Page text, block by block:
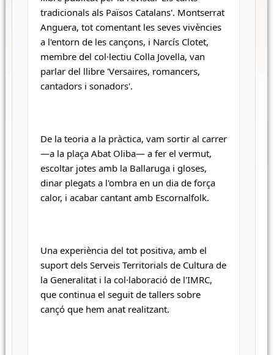
tradicionals als Països Catalans'. Montserrat
Anguera, tot comentant les seves vivències
a l'entorn de les cançons, i Narcís Clotet,
membre del col·lectiu Colla Jovella, van
parlar del llibre 'Versaires, romancers,
cantadors i sonadors'.
De la teoria a la pràctica, vam sortir al carrer
—a la plaça Abat Oliba— a fer el vermut,
escoltar jotes amb la Ballaruga i gloses,
dinar plegats a l'ombra en un dia de força
calor, i acabar cantant amb Escornalfolk.
Una experiència del tot positiva, amb el
suport dels Serveis Territorials de Cultura de
la Generalitat i la col·laboració de l'IMRC,
que continua el seguit de tallers sobre
cançó que hem anat realitzant.